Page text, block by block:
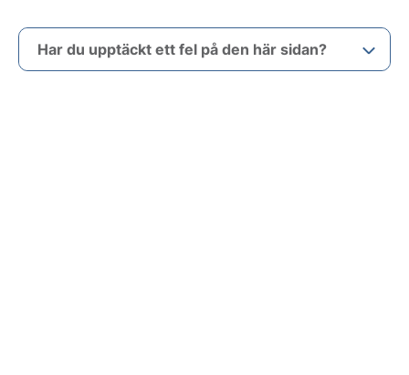
Har du upptäckt ett fel på den här sidan?